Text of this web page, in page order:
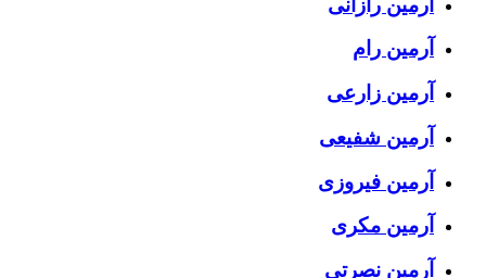
آرمین رازانی
آرمین رام
آرمین زارعی
آرمین شفیعی
آرمین فیروزی
آرمین مکری
آرمین نصرتی